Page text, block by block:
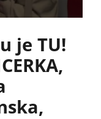
je TU!